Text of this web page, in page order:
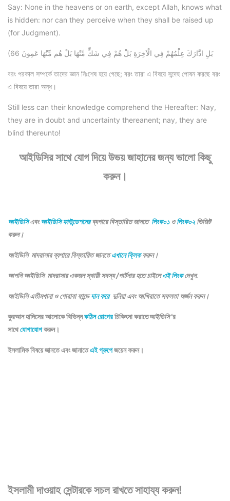
Say: None in the heavens or on earth, except Allah, knows what
is hidden: nor can they perceive when they shall be raised up
(for Judgment).
(66 بَلِ ادَّارَكَ عِلْمُهُمْ فِي الْآخِرَةِ بَلْ هُمْ فِي شَكٍّ مِّنْهَا بَلْ هُم مِّنْهَا عَمِونَ
বরং পরকাল সম্পর্কে তাদের জ্ঞান নিঃশেষ হয়ে গেছে; বরং তারা এ বিষয়ে সন্দেহ পোষন করছে বরং
এ বিষয়ে তারা অন্ধ।
Still less can their knowledge comprehend the Hereafter: Nay,
they are in doubt and uncertainty thereanent; nay, they are
blind thereunto!
আইডিসির সাথে যোগ দিয়ে উভয় জাহানের জন্য ভালো কিছু
করুন।
আইডিসিএবংআইডিসি ফাউন্ডেশনেরব্যপারে বিস্তারিত জানতে লিংক০১ওলিংক০২ ভিজিট
করুন।
আইডিসি মাদরাসার ব্যপারে বিস্তারিত জানতেএখানে ক্লিককরুন।
আপনি আইডিসি মাদরাসার একজন স্থায়ী সদস্য /পার্টনার হতে চাইলেএই লিংকদেখুন.
আইডিসি এতীমখানা ও গোরাবা ফান্ডেদান করে দুনিয়া এবং আখিরাতে সফলতা অর্জন করুন।
কুরআন হাদিসের আলোকে বিভিন্নকঠিন রোগেরচিকিৎসা করাতেআইডিসি‘র
সাথেযোগাযোগকরুন।
ইসলামিক বিষয়ে জানতে এবং জানাতেএই গ্রুপেজয়েন করুন।
ইসলামী দাওয়াহ সেন্টারকে সচল রাখতে সাহায্য করুন!